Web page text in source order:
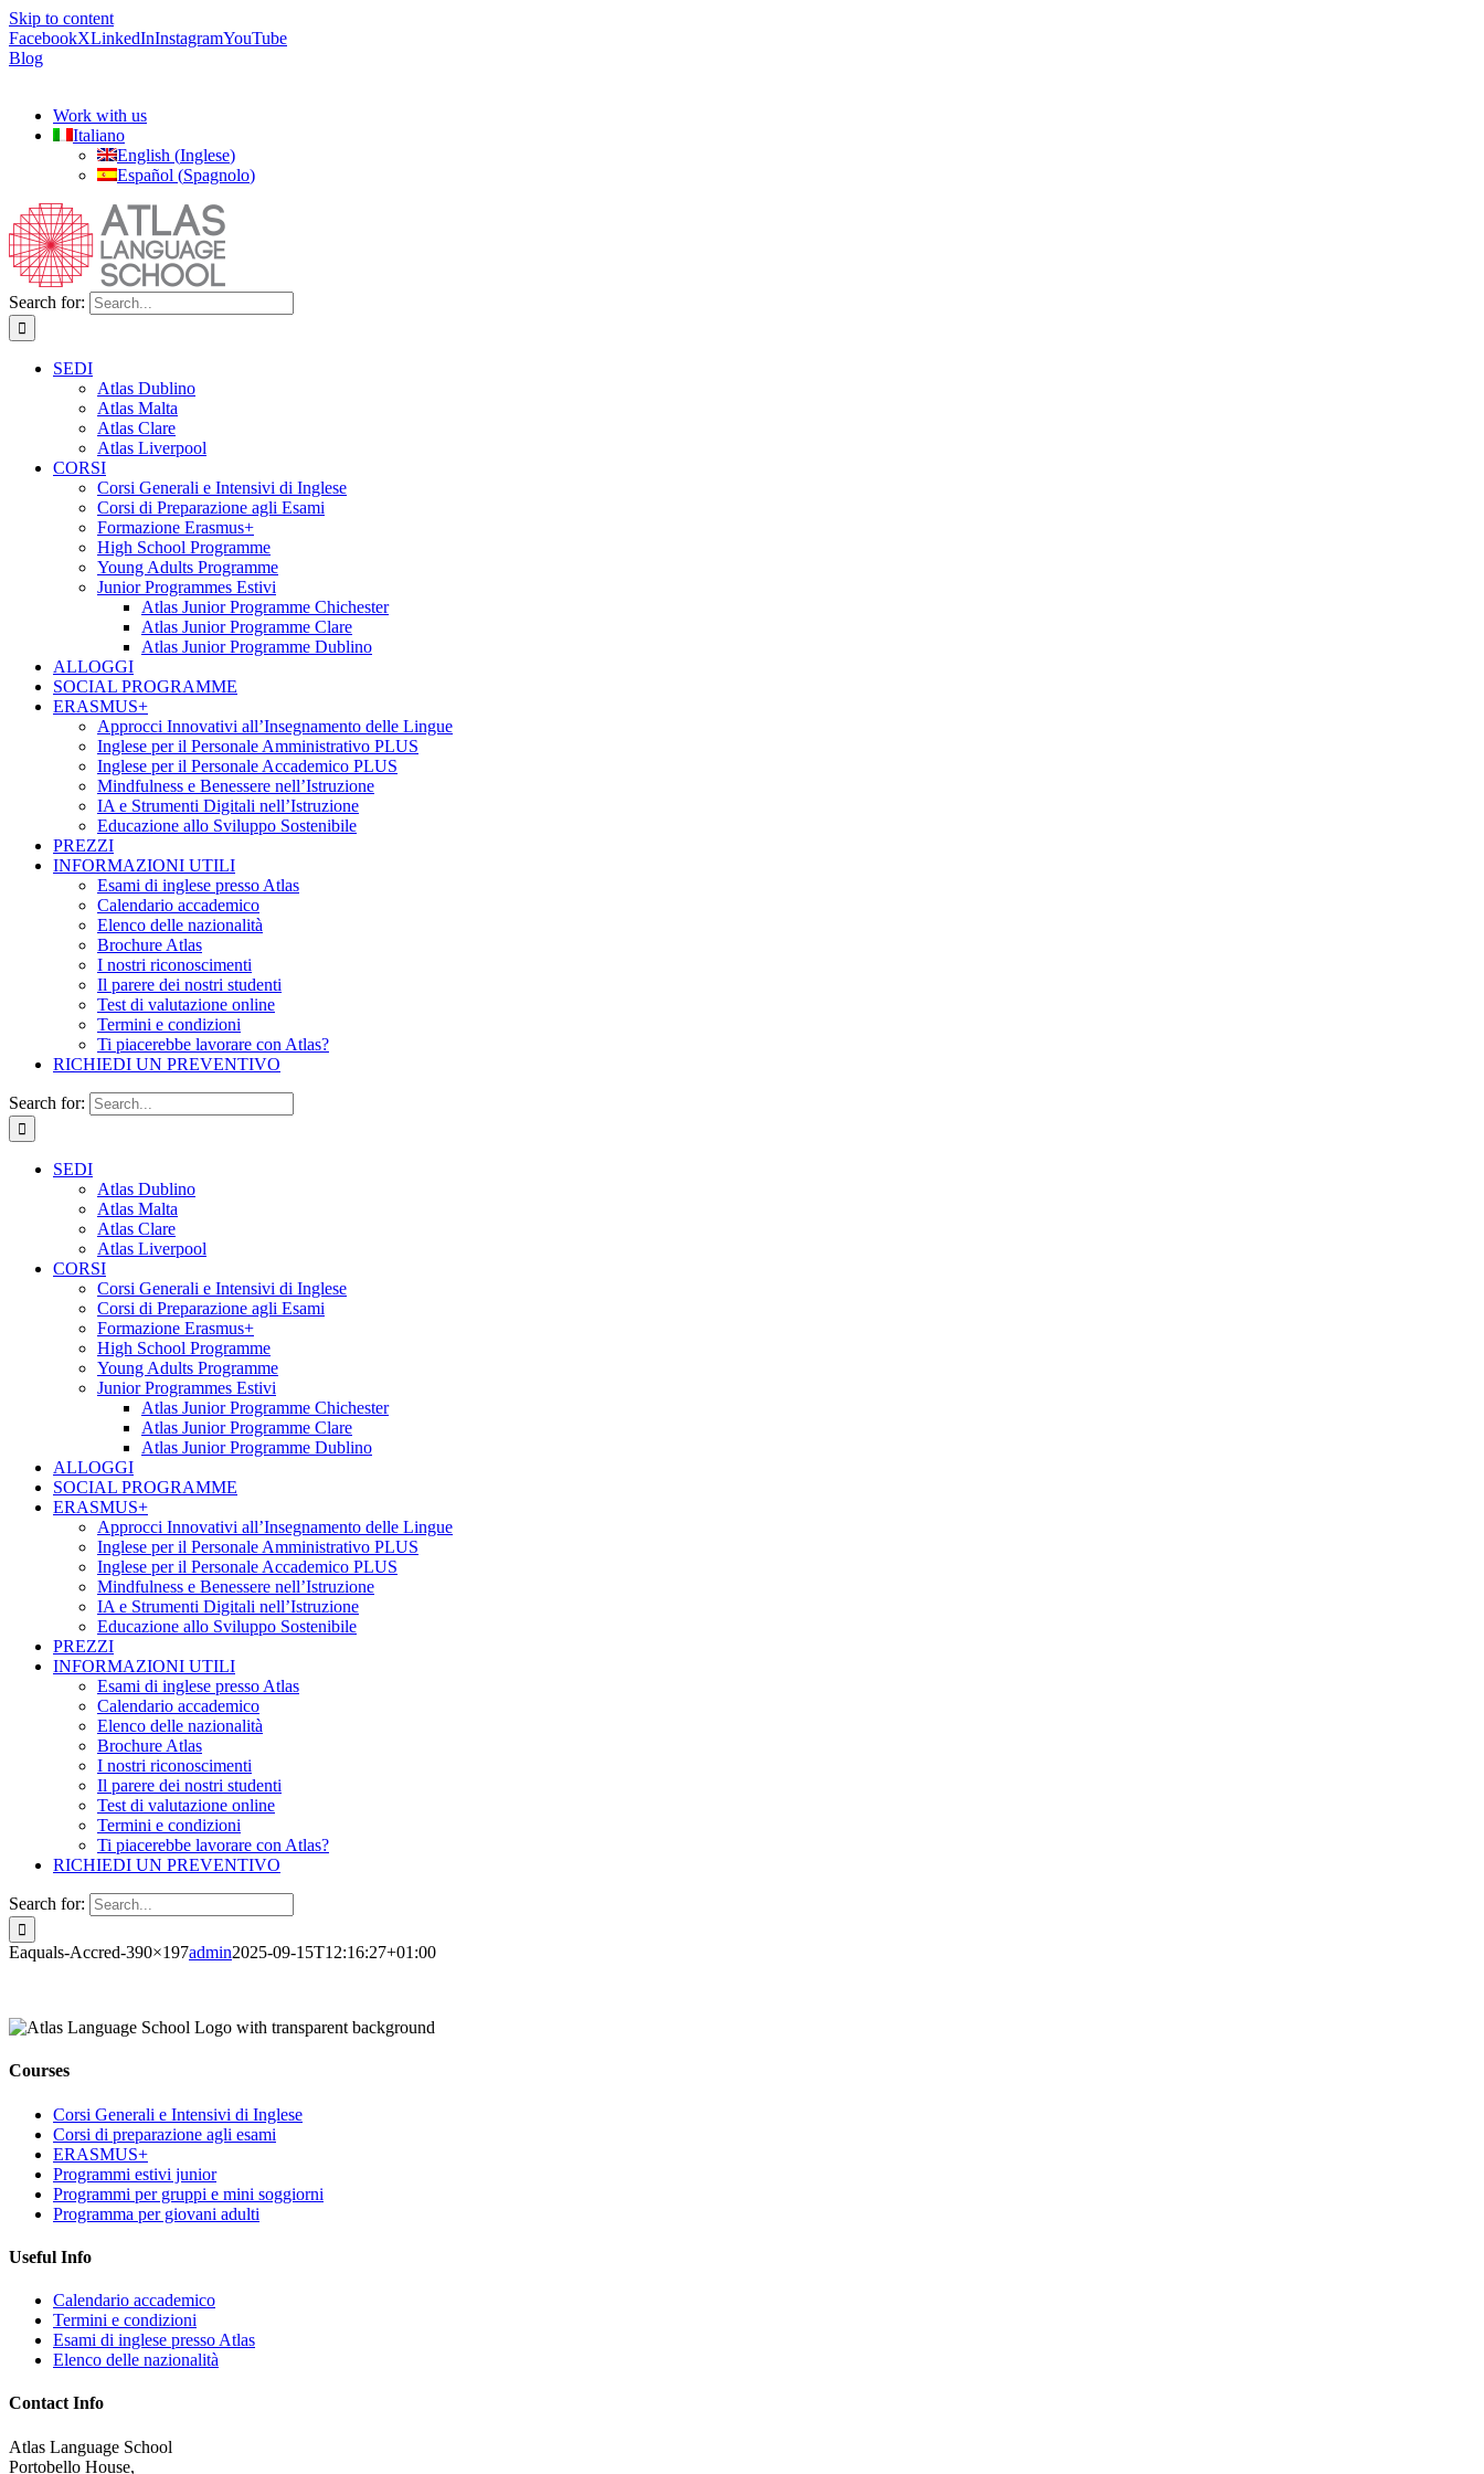
Skip to content
FacebookXLinkedInInstagramYouTube
Blog
Work with us
Italiano
English (Inglese)
Español (Spagnolo)
Search for:
SEDI
Atlas Dublino
Atlas Malta
Atlas Clare
Atlas Liverpool
CORSI
Corsi Generali e Intensivi di Inglese
Corsi di Preparazione agli Esami
Formazione Erasmus+
High School Programme
Young Adults Programme
Junior Programmes Estivi
Atlas Junior Programme Chichester
Atlas Junior Programme Clare
Atlas Junior Programme Dublino
ALLOGGI
SOCIAL PROGRAMME
ERASMUS+
Approcci Innovativi all’Insegnamento delle Lingue
Inglese per il Personale Amministrativo PLUS
Inglese per il Personale Accademico PLUS
Mindfulness e Benessere nell’Istruzione
IA e Strumenti Digitali nell’Istruzione
Educazione allo Sviluppo Sostenibile
PREZZI
INFORMAZIONI UTILI
Esami di inglese presso Atlas
Calendario accademico
Elenco delle nazionalità
Brochure Atlas
I nostri riconoscimenti
Il parere dei nostri studenti
Test di valutazione online
Termini e condizioni
Ti piacerebbe lavorare con Atlas?
RICHIEDI UN PREVENTIVO
Search for:
SEDI
Atlas Dublino
Atlas Malta
Atlas Clare
Atlas Liverpool
CORSI
Corsi Generali e Intensivi di Inglese
Corsi di Preparazione agli Esami
Formazione Erasmus+
High School Programme
Young Adults Programme
Junior Programmes Estivi
Atlas Junior Programme Chichester
Atlas Junior Programme Clare
Atlas Junior Programme Dublino
ALLOGGI
SOCIAL PROGRAMME
ERASMUS+
Approcci Innovativi all’Insegnamento delle Lingue
Inglese per il Personale Amministrativo PLUS
Inglese per il Personale Accademico PLUS
Mindfulness e Benessere nell’Istruzione
IA e Strumenti Digitali nell’Istruzione
Educazione allo Sviluppo Sostenibile
PREZZI
INFORMAZIONI UTILI
Esami di inglese presso Atlas
Calendario accademico
Elenco delle nazionalità
Brochure Atlas
I nostri riconoscimenti
Il parere dei nostri studenti
Test di valutazione online
Termini e condizioni
Ti piacerebbe lavorare con Atlas?
RICHIEDI UN PREVENTIVO
Search for:
Eaquals-Accred-390×197admin2025-09-15T12:16:27+01:00
Courses
Corsi Generali e Intensivi di Inglese
Corsi di preparazione agli esami
ERASMUS+
Programmi estivi junior
Programmi per gruppi e mini soggiorni
Programma per giovani adulti
Useful Info
Calendario accademico
Termini e condizioni
Esami di inglese presso Atlas
Elenco delle nazionalità
Contact Info
Atlas Language School
Portobello House,